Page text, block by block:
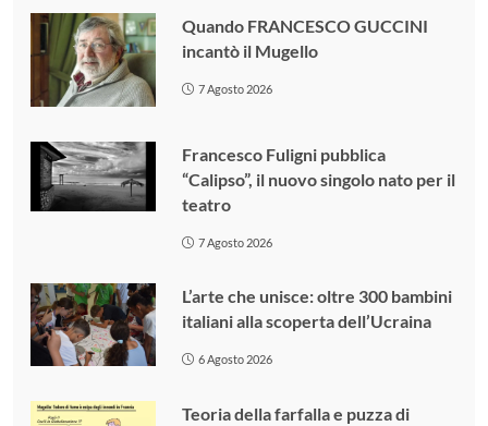
Quando FRANCESCO GUCCINI
incantò il Mugello
7 Agosto 2026
Francesco Fuligni pubblica
“Calipso”, il nuovo singolo nato per il
teatro
7 Agosto 2026
L’arte che unisce: oltre 300 bambini
italiani alla scoperta dell’Ucraina
6 Agosto 2026
Teoria della farfalla e puzza di